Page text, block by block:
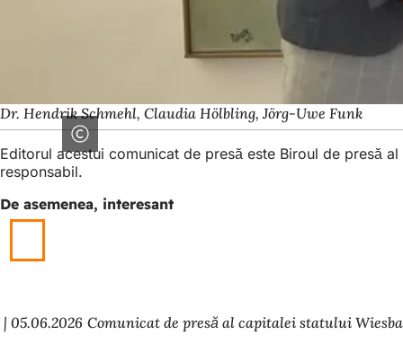
Dr. Hendrik Schmehl, Claudia Hölbling, Jörg-Uwe Funk
Editorul acestui comunicat de presă este Biroul de presă
responsabil.
De asemenea, interesant
05.06.2026 Comunicat de presă al capitalei statului